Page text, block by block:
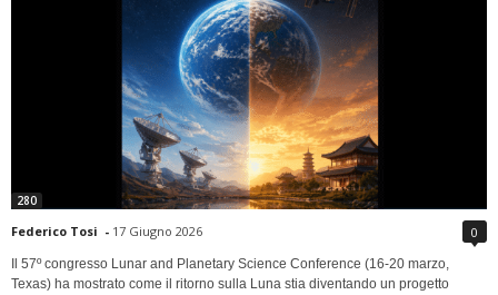
280
Federico Tosi - 17 Giugno 2026 0
Il 57º congresso Lunar and Planetary Science Conference (16-20 marzo,
Texas) ha mostrato come il ritorno sulla Luna stia diventando un progetto